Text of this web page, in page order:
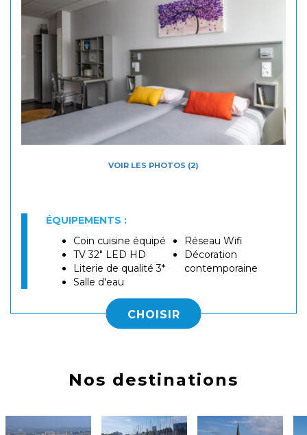
VOIR LES PHOTOS (2)
ÉQUIPEMENTS :
Coin cuisine équipé
TV 32" LED HD
Literie de qualité 3*
Salle d'eau
Réseau Wifi
Décoration
contemporaine
CHOISIR
Nos destinations